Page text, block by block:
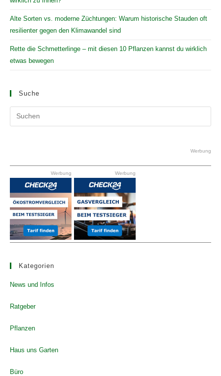
Alte Sorten vs. moderne Züchtungen: Warum historische Stauden oft
resilienter gegen den Klimawandel sind
Rette die Schmetterlinge – mit diesen 10 Pflanzen kannst du wirklich
etwas bewegen
Suche
the
Werbung
Werbung Werbung
Kategorien
News und Infos
Ratgeber
Pflanzen
Haus uns Garten
Büro